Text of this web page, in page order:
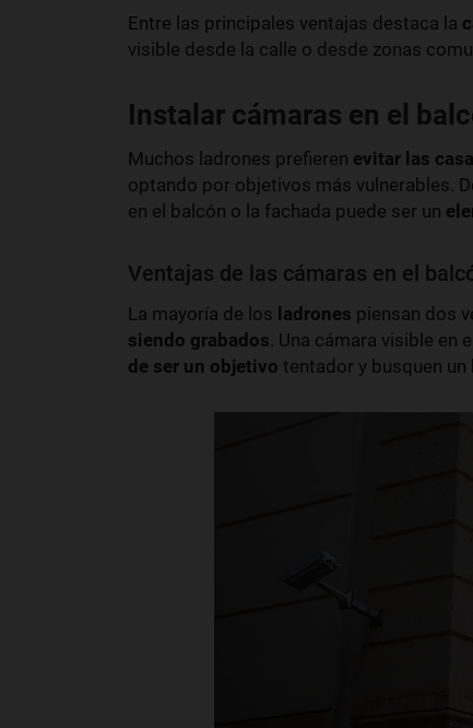
Entre las principales ventajas destaca la
visible desde la calle o desde zonas
Instalar cámaras en el
Muchos ladrones prefieren evitar las
optando por objetivos más vulnerables.
en el balcón o la fachada puede ser un
Ventajas de las cámaras en el
La mayoría de los ladrones piensan dos
siendo grabados. Una cámara visible en
de ser un objetivo tentador y busquen